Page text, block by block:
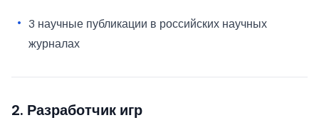
3 научные публикации в российских научных
журналах
2. Разработчик игр